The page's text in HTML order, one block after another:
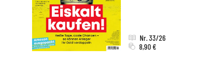
Nr. 33/26
8,90 €